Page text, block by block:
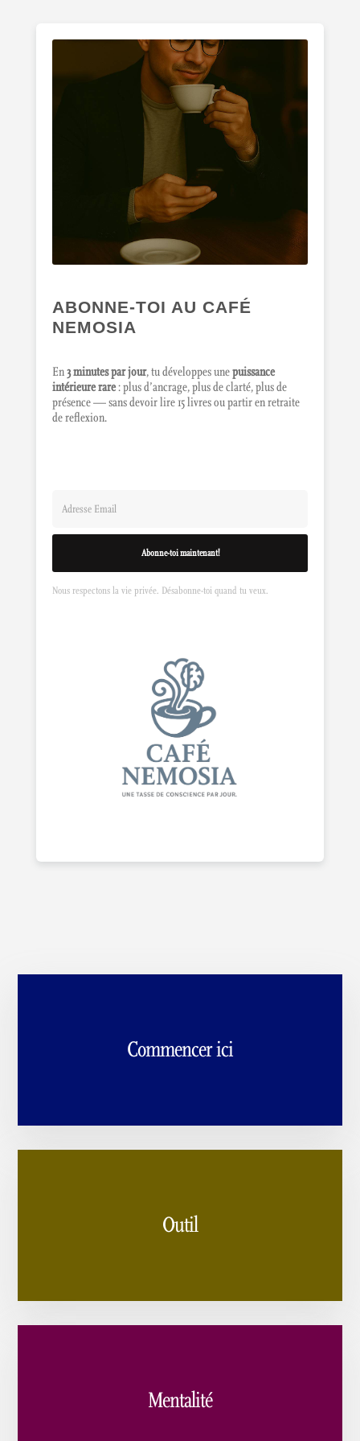
ABONNE-TOI AU CAFÉ
NEMOSIA
En3 minutes par jour, tu développes unepuissance
intérieure rare: plus d’ancrage, plus de clarté, plus de
présence — sans devoir lire 15 livres ou partir en retraite
de reflexion.
Abonne-toi maintenant!
Nous respectons la vie privée. Désabonne-toi quand tu veux.
Commencer ici
Outil
Mentalité